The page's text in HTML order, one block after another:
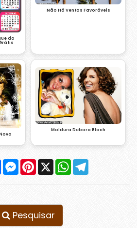
do
Não Há Ventos Favoráveis
Moldura Debora Bloch
FacebookMessenger
Pinterest
X WhatsApp
Pesquisar